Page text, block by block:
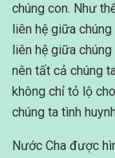
chúng con. Như
liên hệ giữa
liên hệ giữa chúng
nên tất cả chúng
không chỉ tỏ lộ
chúng ta tình
Nước Cha được